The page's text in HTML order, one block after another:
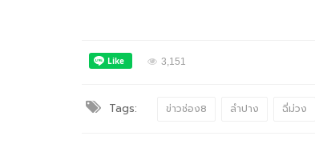
3,151
Tags: ข่าวช่อง8 ลำปาง ฉี่ม่วง